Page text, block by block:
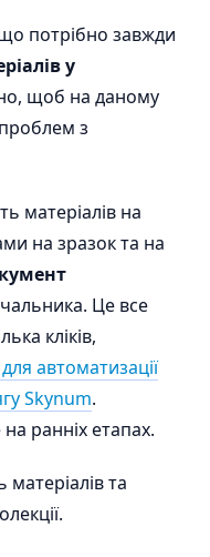
потрібно завжди
у
щоб на даному
з
матеріалів на
на зразок та на
Це все
кліків,
автоматизації
Skynum.
ранніх етапах.
та